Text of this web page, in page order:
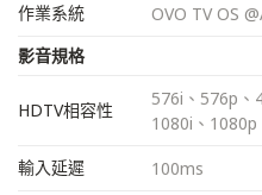
作業系統
OVO TV OS
影音規格
HDTV相容性
576i、576p、
1080i、1080p
輸入延遲
100ms